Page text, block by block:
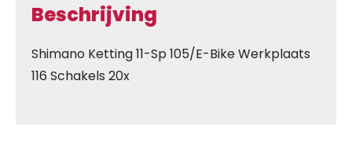
Beschrijving
Shimano Ketting 11-Sp 105/E-Bike Werkplaats
116 Schakels 20x